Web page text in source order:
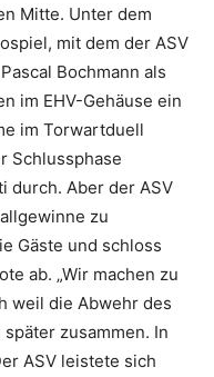
Mitte. Unter dem
mit dem der ASV
Bochmann als
im EHV-Gehäuse ein
im Torwartduell
Schlussphase
durch. Aber der ASV
zu
Gäste und schloss
ab. „Wir machen zu
weil die Abwehr des
zusammen. In
ASV leistete sich